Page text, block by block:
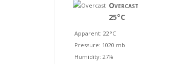
Overcast
25°C
Apparent: 22°C
Pressure: 1020 mb
Humidity: 27%